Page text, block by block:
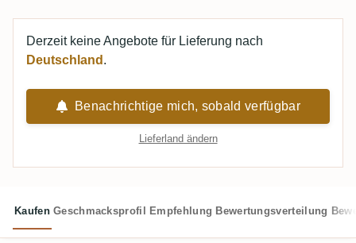
Derzeit keine Angebote für Lieferung nach
Deutschland .
Benachrichtige mich, sobald verfügbar
Lieferland ändern
Kaufen Geschmacksprofil Empfehlung Bewertungsverteilung